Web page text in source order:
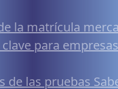
la matrícula
para
de las pruebas